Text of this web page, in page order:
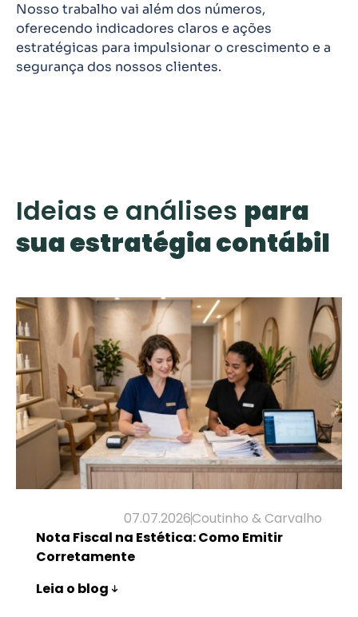
Nosso trabalho vai além dos números,
oferecendo indicadores claros e ações
estratégicas para impulsionar o crescimento e a
segurança dos nossos clientes.
Ideias e análises para
sua estratégia contábil
Nota Fiscal na Estética: Como Emitir
Corretamente
Coutinho & Carvalho
07.07.2026
Leia o blog